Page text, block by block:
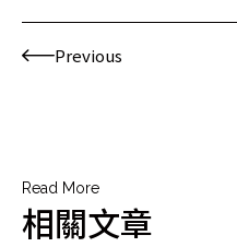
Previous
Read More
相關文章